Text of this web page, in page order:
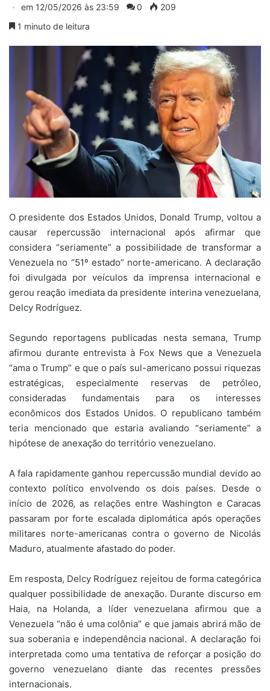
em 12/05/2026 às 23:59 0
209
1 minuto de leitura
O presidente dos Estados Unidos, Donald Trump, voltou a
causar repercussão internacional após afirmar que
considera “seriamente” a possibilidade de transformar a
Venezuela no “51º estado” norte-americano. A declaração
foi divulgada por veículos da imprensa internacional e
gerou reação imediata da presidente interina venezuelana,
Delcy Rodríguez.
Segundo reportagens publicadas nesta semana, Trump
afirmou durante entrevista à Fox News que a Venezuela
“ama o Trump” e que o país sul-americano possui riquezas
estratégicas, especialmente reservas de petróleo,
consideradas fundamentais para os interesses
econômicos dos Estados Unidos. O republicano também
teria mencionado que estaria avaliando “seriamente” a
hipótese de anexação do território venezuelano.
A fala rapidamente ganhou repercussão mundial devido ao
contexto político envolvendo os dois países. Desde o
início de 2026, as relações entre Washington e Caracas
passaram por forte escalada diplomática após operações
militares norte-americanas contra o governo de Nicolás
Maduro, atualmente afastado do poder.
Em resposta, Delcy Rodríguez rejeitou de forma categórica
qualquer possibilidade de anexação. Durante discurso em
Haia, na Holanda, a líder venezuelana afirmou que a
Venezuela “não é uma colônia” e que jamais abrirá mão de
sua soberania e independência nacional. A declaração foi
interpretada como uma tentativa de reforçar a posição do
governo venezuelano diante das recentes pressões
internacionais.